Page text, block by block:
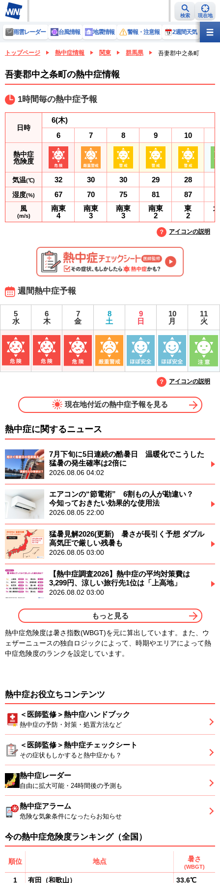
検索 現在地
雨雲レーダー 台風情報 地震情報 警報・注意報 2週間天気 ラ
トップページ 熱中症情報 関東 群馬県 吾妻郡中之条町
吾妻郡中之条町の熱中症情報
1時間毎の熱中症予報
日時
熱中症
危険度
気温(℃)
湿度(%)
風
(m/s)
6(木)
6
32
67
南東
4
7
30
70
南東
3
8
30
75
南東
3
9
29
81
南東
2
10
28
87
東
2
アイコンの説明
週間熱中症予報
5
水
6
木
7
金
8
土
9
日
10
月
11
火
アイコンの説明
現在地付近の熱中症予報を見る
熱中症に関するニュース
7月下旬に5日連続の酷暑日 温暖化でこうした
猛暑の発生確率は2倍に
2026.08.06 04:02
エアコンの“節電術” 6割もの人が勘違い？
今知っておきたい効果的な使用法
2026.08.05 22:00
猛暑見解2026(更新) 暑さが長引く予想 ダブル
高気圧で厳しい残暑も
2026.08.05 03:00
【熱中症調査2026】熱中症の平均対策費は
3,299円、涼しい旅行先1位は「上高地」
2026.08.02 03:00
もっと見る
熱中症危険度は暑さ指数(WBGT)を元に算出しています。また、ウ
ェザーニュースの独自ロジックによって、時期やエリアによって熱
中症危険度のランクを設定しています。
熱中症お役立ちコンテンツ
＜医師監修＞熱中症ハンドブック
熱中症の予防・対策・処置方法など
＜医師監修＞熱中症チェックシート
その症状もしかすると熱中症かも？
熱中症レーダー
自由に拡大可能・24時間後の予測も
熱中症アラーム
危険な気象条件になったらお知らせ
今の熱中症危険度ランキング（全国）
順位 地点 暑さ
(WBGT)
1 有田 （和歌山） 33.6℃